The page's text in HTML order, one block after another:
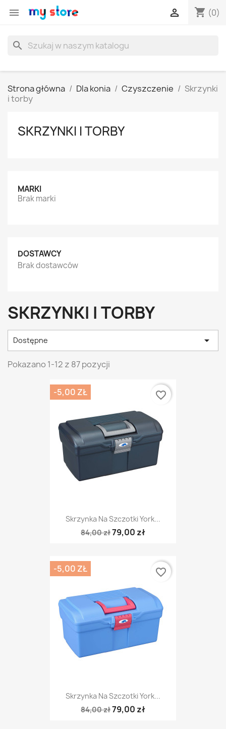
 shopping_cart (0)

search
Strona główna Dla konia Czyszczenie
Skrzynki
i torby
SKRZYNKI I TORBY
MARKI
Brak marki
DOSTAWCY
Brak dostawców
SKRZYNKI I TORBY
Dostępne 
Pokazano 1-12 z 87 pozycji
Skrzynka Na Szczotki York...
84,00 zł79,00 zł
-5,00 ZŁ favorite_border
Skrzynka Na Szczotki York...
84,00 zł79,00 zł
-5,00 ZŁ favorite_border